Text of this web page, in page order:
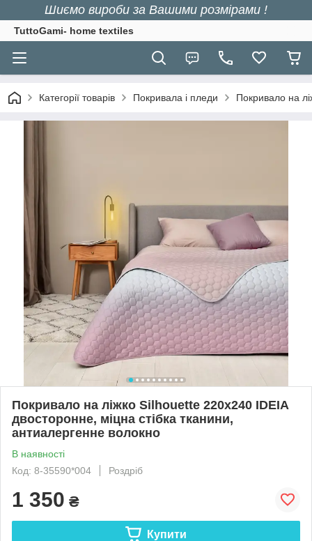
Шиємо вироби за Вашими розмірами !
TuttoGami- home textiles
Категорії товарів Покривала і пледи Покривало на
Покривало на ліжко Silhouette 220x240 IDEIA
двосторонне, міцна стібка тканини,
антиалергенне волокно
В наявності
Код: 8-35590*004
Роздріб
1 350 ₴
Купити